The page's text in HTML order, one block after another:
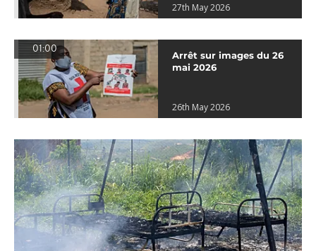
27th May 2026
01:00
Arrêt sur images du 26
mai 2026
26th May 2026